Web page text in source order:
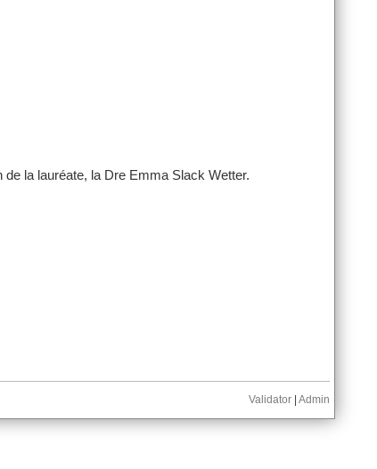
la lauréate, la Dre Emma Slack Wetter.
Validator Admin